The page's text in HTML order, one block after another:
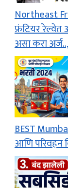
Northeast
फ्रंटियर रेल्वेत
असा करा अर्ज..,
BEST
आणि परिवहन